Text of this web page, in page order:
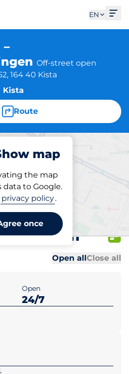
EN
Off-street open
164 40 Kista
Kista
Route
map
the map
data to Google.
privacy policy.
once
Park
at location
–
Open allClose all
Open
24/7